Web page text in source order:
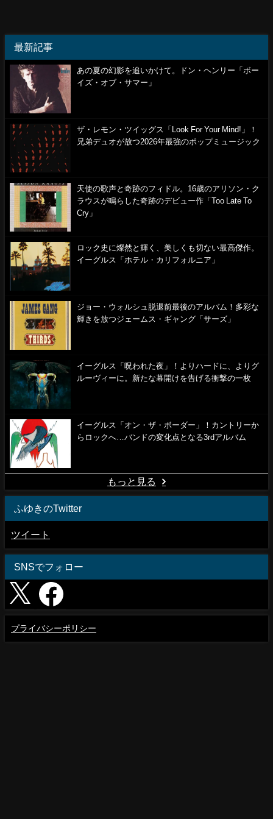
最新記事
あの夏の幻影を追いかけて。ドン・ヘンリー「ボー
イズ・オブ・サマー」
ザ・レモン・ツイッグス「Look For Your Mind!」！
兄弟デュオが放つ2026年最強のポップミュージック
天使の歌声と奇跡のフィドル。16歳のアリソン・ク
ラウスが鳴らした奇跡のデビュー作「Too Late To
Cry」
ロック史に燦然と輝く、美しくも切ない最高傑作。
イーグルス「ホテル・カリフォルニア」
ジョー・ウォルシュ脱退前最後のアルバム！多彩な
輝きを放つジェームス・ギャング「サーズ」
イーグルス「呪われた夜」！よりハードに、よりグ
ルーヴィーに。新たな幕開けを告げる衝撃の一枚
イーグルス「オン・ザ・ボーダー」！カントリーか
らロックへ…バンドの変化点となる3rdアルバム
もっと見る
ふゆきのTwitter
ツイート
SNSでフォロー
プライバシーポリシー